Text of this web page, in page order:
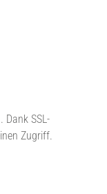
Dank SSL-
Zugriff.